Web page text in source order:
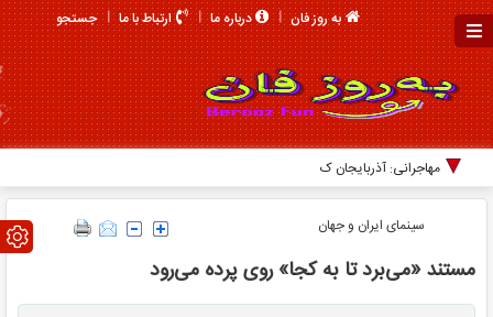
به روز فان درباره ما ارتباط با ما جستجو
مهاجرانی: آذربایجان کتاب گ
سینمای ایران و جهان
مستند «می‌برد تا به کجا» روی پرده می‌رود